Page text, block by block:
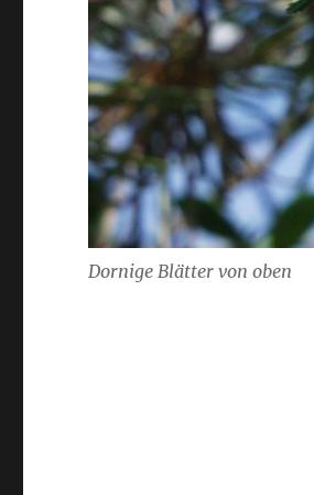
Dornige Blätter von oben